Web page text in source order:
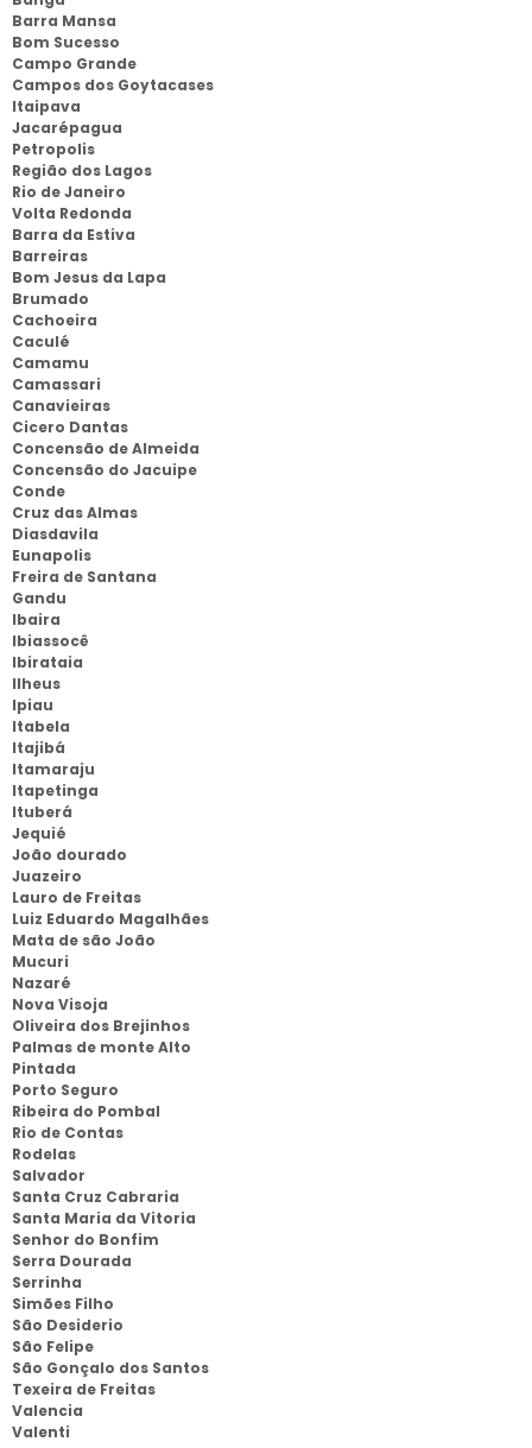
Barra Mansa
Bom Sucesso
Campo Grande
Campos dos Goytacases
Itaipava
Jacarépagua
Petropolis
Região dos Lagos
Rio de Janeiro
Volta Redonda
Barra da Estiva
Barreiras
Bom Jesus da Lapa
Brumado
Cachoeira
Caculé
Camamu
Camassari
Canavieiras
Cicero Dantas
Concensão de Almeida
Concensão do Jacuipe
Conde
Cruz das Almas
Diasdavila
Eunapolis
Freira de Santana
Gandu
Ibaira
Ibiassocê
Ibirataia
Ilheus
Ipiau
Itabela
Itajibá
Itamaraju
Itapetinga
Ituberá
Jequié
João dourado
Juazeiro
Lauro de Freitas
Luiz Eduardo Magalhães
Mata de são João
Mucuri
Nazaré
Nova Visoja
Oliveira dos Brejinhos
Palmas de monte Alto
Pintada
Porto Seguro
Ribeira do Pombal
Rio de Contas
Rodelas
Salvador
Santa Cruz Cabraria
Santa Maria da Vitoria
Senhor do Bonfim
Serra Dourada
Serrinha
Simões Filho
São Desiderio
São Felipe
São Gonçalo dos Santos
Texeira de Freitas
Valencia
Valenti